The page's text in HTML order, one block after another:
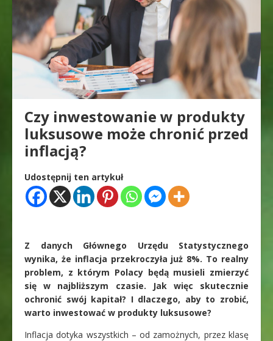
Czy inwestowanie w produkty
luksusowe może chronić przed
inflacją?
Udostępnij ten artykuł
Z danych Głównego Urzędu Statystycznego
wynika, że inflacja przekroczyła już 8%. To realny
problem, z którym Polacy będą musieli zmierzyć
się w najbliższym czasie. Jak więc skutecznie
ochronić swój kapitał? I dlaczego, aby to zrobić,
warto inwestować w produkty luksusowe?
Inflacja dotyka wszystkich – od zamożnych, przez klasę